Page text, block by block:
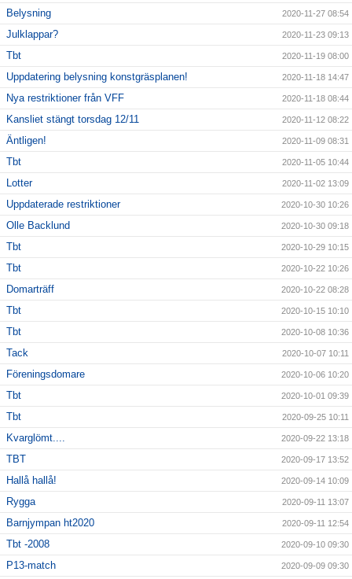
Belysning 2020-11-27 08:54
Julklappar? 2020-11-23 09:13
Tbt 2020-11-19 08:00
Uppdatering belysning konstgräsplanen! 2020-11-18 14:47
Nya restriktioner från VFF 2020-11-18 08:44
Kansliet stängt torsdag 12/11 2020-11-12 08:22
Äntligen! 2020-11-09 08:31
Tbt 2020-11-05 10:44
Lotter 2020-11-02 13:09
Uppdaterade restriktioner 2020-10-30 10:26
Olle Backlund 2020-10-30 09:18
Tbt 2020-10-29 10:15
Tbt 2020-10-22 10:26
Domarträff 2020-10-22 08:28
Tbt 2020-10-15 10:10
Tbt 2020-10-08 10:36
Tack 2020-10-07 10:11
Föreningsdomare 2020-10-06 10:20
Tbt 2020-10-01 09:39
Tbt 2020-09-25 10:11
Kvarglömt.... 2020-09-22 13:18
TBT 2020-09-17 13:52
Hallå hallå! 2020-09-14 10:09
Rygga 2020-09-11 13:07
Barnjympan ht2020 2020-09-11 12:54
Tbt -2008 2020-09-10 09:30
P13-match 2020-09-09 09:30